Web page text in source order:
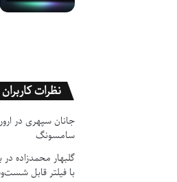
نظرات کاربران
جانان سپهری در
سامسونگ
گلبهار محمدزاده در
با فیلتر قابل